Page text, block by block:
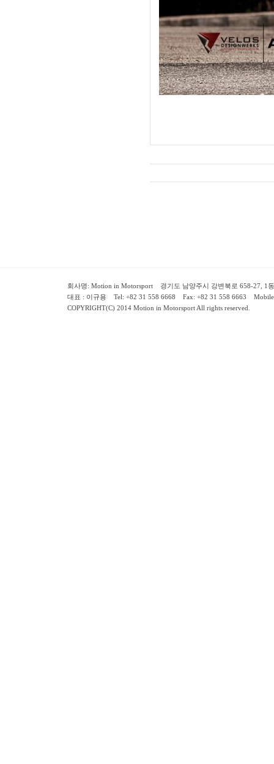
회사명: Motion in Motorsport 경기도 남양주시 강변북로 658-27, 1동
대표 : 이규용 Tel: +82 31 558 6668 Fax: +82 31 558 6663
COPYRIGHT(C) 2014 Motion in Motorsport All rights reserved.